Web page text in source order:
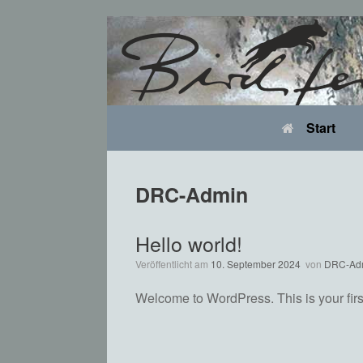
Inhalt
springen
Start
DRC-Admin
Hello world!
Veröffentlicht am 10. September 2024 von DRC-
Welcome to WordPress. This is your